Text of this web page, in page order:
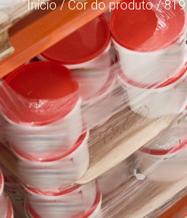
Início/ Cor do produto / 819